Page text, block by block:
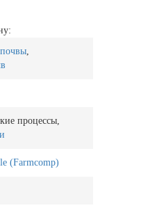
,
процессы,
(Farmcomp)